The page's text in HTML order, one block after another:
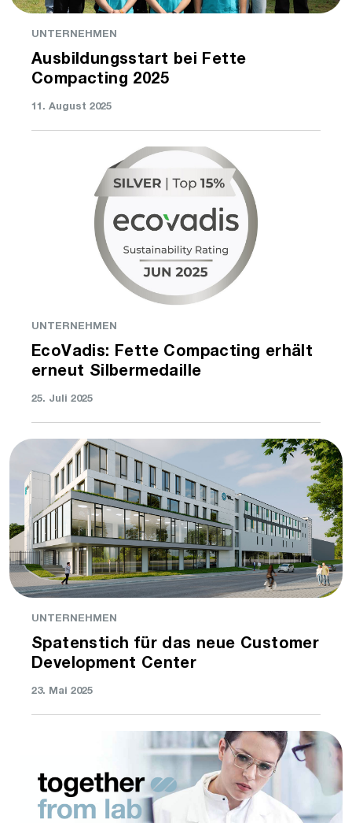
UNTERNEHMEN
Ausbildungsstart bei Fette
Compacting 2025
11. August 2025
UNTERNEHMEN
EcoVadis: Fette Compacting erhält
erneut Silbermedaille
25. Juli 2025
UNTERNEHMEN
Spatenstich für das neue Customer
Development Center
23. Mai 2025